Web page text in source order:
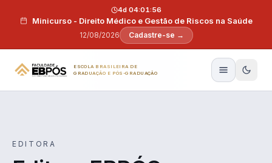
Minicurso - Direito Médico e Gestão de Riscos na Saúde
12/08/2026
4d 04:01:55
Cadastre-se →
ESCOLA BRASILEIRA DE
GRADUAÇÃO E PÓS-GRADUAÇÃO
EDITORA